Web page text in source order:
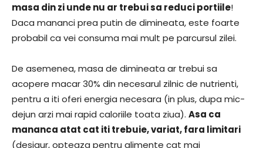
masa din zi unde nu ar trebui sa reduci portiile!
Daca mananci prea putin de dimineata, este foarte
probabil ca vei consuma mai mult pe parcursul zilei.
De asemenea, masa de dimineata ar trebui sa
acopere macar 30% din necesarul zilnic de nutrienti,
pentru a iti oferi energia necesara (in plus, dupa mic-
dejun arzi mai rapid caloriile toata ziua). Asa ca
mananca atat cat iti trebuie, variat, fara limitari
(desigur, opteaza pentru alimente cat mai